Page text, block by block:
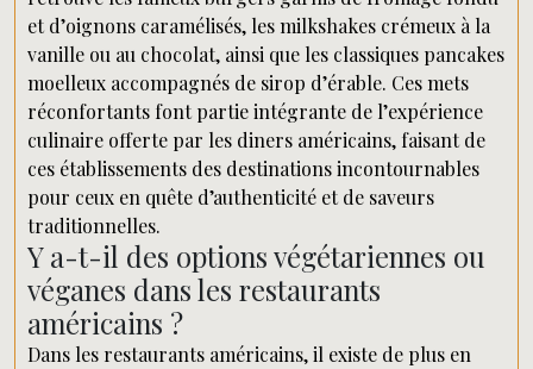
et d’oignons caramélisés, les milkshakes crémeux à la
vanille ou au chocolat, ainsi que les classiques pancakes
moelleux accompagnés de sirop d’érable. Ces mets
réconfortants font partie intégrante de l’expérience
culinaire offerte par les diners américains, faisant de
ces établissements des destinations incontournables
pour ceux en quête d’authenticité et de saveurs
traditionnelles.
Y a-t-il des options végétariennes ou
véganes dans les restaurants
américains ?
Dans les restaurants américains, il existe de plus en